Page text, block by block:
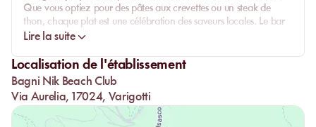
Que vous optiez pour des pâtes aux crevettes ou un steak de
thon, chaque plat est une célébration des saveurs locales. Le bar
offre également une sélection de boissons rafraîchissantes,
Lire la suite
Localisation de l'établissement
Bagni Nik Beach Club
Via Aurelia, 17024, Varigotti